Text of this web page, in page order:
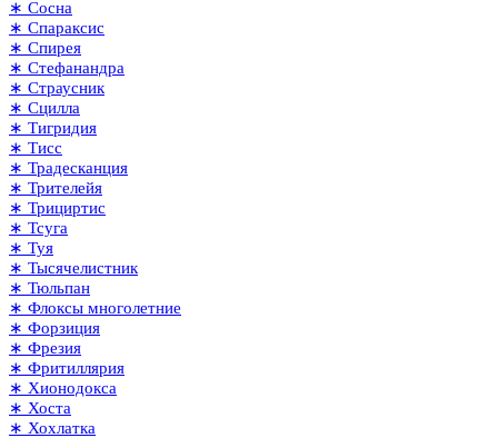
∗ Сосна
∗ Спараксис
∗ Спирея
∗ Стефанандра
∗ Страусник
∗ Сцилла
∗ Тигридия
∗ Тисс
∗ Традесканция
∗ Трителейя
∗ Трициртис
∗ Тсуга
∗ Туя
∗ Тысячелистник
∗ Тюльпан
∗ Флоксы многолетние
∗ Форзиция
∗ Фрезия
∗ Фритиллярия
∗ Хионодокса
∗ Хоста
∗ Хохлатка